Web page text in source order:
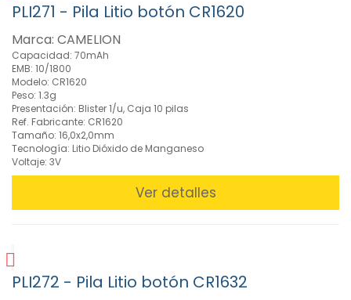
PLI271 - Pila Litio botón CR1620
Marca: CAMELION
Capacidad: 70mAh
EMB: 10/1800
Modelo: CR1620
Peso: 1.3g
Presentación: Blister 1/u, Caja 10 pilas
Ref. Fabricante: CR1620
Tamaño: 16,0x2,0mm
Tecnología: Litio Dióxido de Manganeso
Voltaje: 3V
Ver detalles
PLI272 - Pila Litio botón CR1632